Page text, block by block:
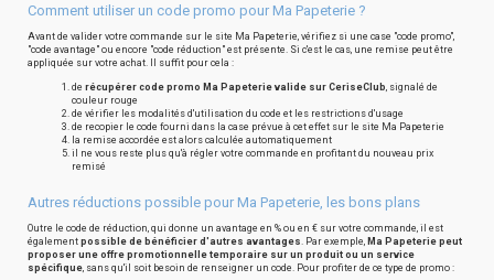
Comment utiliser un code promo pour Ma Papeterie ?
Avant de valider votre commande sur le site Ma Papeterie, vérifiez si une case "code promo",
"code avantage" ou encore "code réduction" est présente. Si c'est le cas, une remise peut être
appliquée sur votre achat. Il suffit pour cela :
de récupérer code promo Ma Papeterie valide sur CeriseClub, signalé de
couleur rouge
de vérifier les modalités d'utilisation du code et les restrictions d'usage
de recopier le code fourni dans la case prévue à cet effet sur le site Ma Papeterie
la remise accordée est alors calculée automatiquement
il ne vous reste plus qu'à régler votre commande en profitant du nouveau prix
remisé
Autres réductions possible pour Ma Papeterie, les bons plans
Outre le code de réduction, qui donne un avantage en % ou en € sur votre commande, il est
également possible de bénéficier d'autres avantages. Par exemple, Ma Papeterie peut
proposer une offre promotionnelle temporaire sur un produit ou un service
spécifique, sans qu'il soit besoin de renseigner un code. Pour profiter de ce type de promo :